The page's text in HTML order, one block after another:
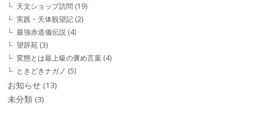
天文ショップ訪問 (19)
実践・天体観望記 (2)
最強赤道儀伝説 (4)
望辞苑 (3)
変態とは最上級の褒め言葉 (4)
ときどきナガノ (5)
お知らせ (13)
未分類 (3)